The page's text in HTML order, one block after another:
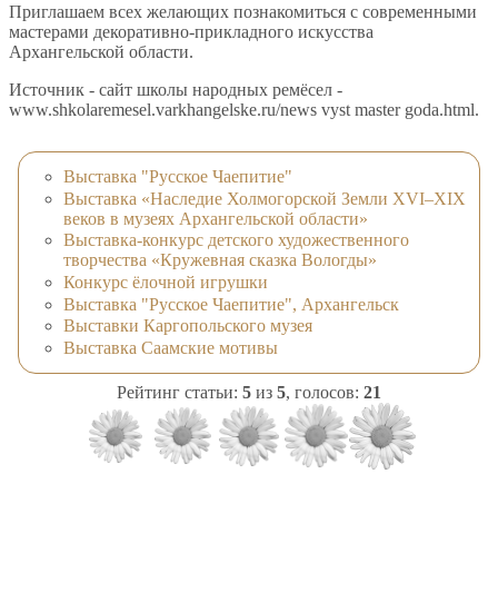
Приглашаем всех желающих познакомиться с современными
мастерами декоративно-прикладного искусства
Архангельской области.
Источник - сайт школы народных ремёсел -
www.shkolaremesel.varkhangelske.ru/news vyst master goda.html.
Выставка "Русское Чаепитие"
Выставка «Наследие Холмогорской Земли ХVI–ХIХ
веков в музеях Архангельской области»
Выставка-конкурс детского художественного
творчества «Кружевная сказка Вологды»
Конкурс ёлочной игрушки
Выставка "Русское Чаепитие", Архангельск
Выставки Каргопольского музея
Выставка Саамские мотивы
Рейтинг статьи: 5 из 5, голосов: 21